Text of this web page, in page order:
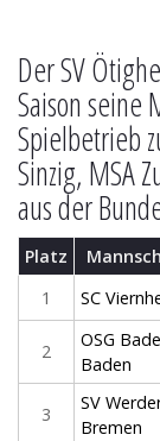
Der SV
Saison seine
Spielbetrieb
Sinzig, MSA
aus der
Platz
1
SC
2
OSG
Baden
3
SV
Bremen